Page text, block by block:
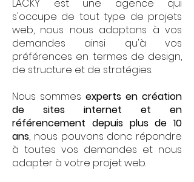
LACKY est une agence qui
s'occupe de tout type de projets
web, nous nous adaptons à vos
demandes ainsi qu'à vos
préférences en termes de design,
de structure et de stratégies.
Nous sommes experts en création
de sites internet et en
référencement depuis plus de 10
ans, nous pouvons donc répondre
à toutes vos demandes et nous
adapter à votre projet web.